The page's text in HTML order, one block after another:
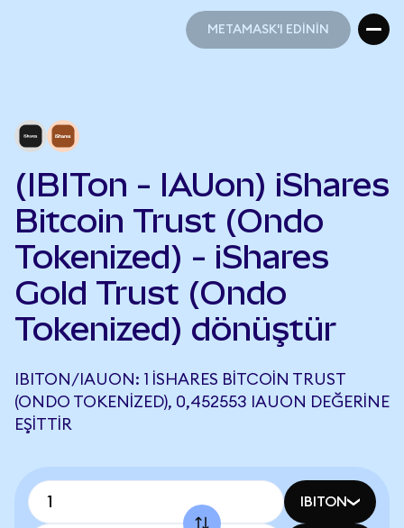
METAMASK'I EDİNİN
(IBITon - IAUon) iShares
Bitcoin Trust (Ondo
Tokenized) - iShares
Gold Trust (Ondo
Tokenized) dönüştür
IBITON/IAUON: 1 ISHARES BITCOIN TRUST
(ONDO TOKENIZED), 0,452553 IAUON DEĞERINE
EŞITTIR
IBITON